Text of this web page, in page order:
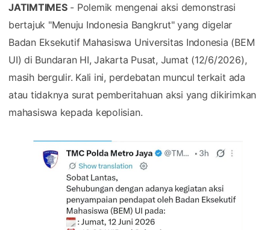
JATIMTIMES- Polemik mengenai aksi demonstrasi
bertajuk "Menuju Indonesia Bangkrut" yang digelar
Badan Eksekutif Mahasiswa Universitas Indonesia (BEM
UI) di Bundaran HI, Jakarta Pusat, Jumat (12/6/2026),
masih bergulir. Kali ini, perdebatan muncul terkait ada
atau tidaknya surat pemberitahuan aksi yang dikirimkan
mahasiswa kepada kepolisian.